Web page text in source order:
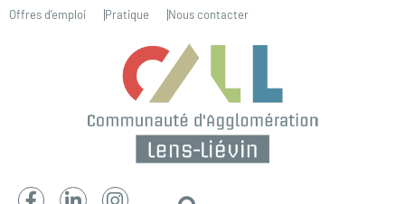
Offres d’emploi Pratique Nous contacter